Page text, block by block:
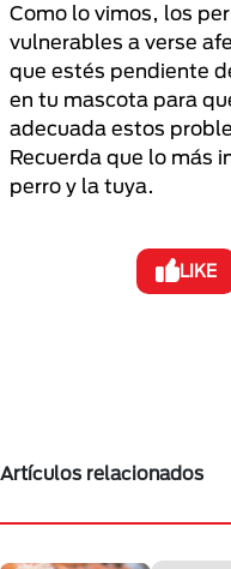
Como lo vimos, los
vulnerables a verse
que estés pendiente
en tu mascota para
adecuada estos
Recuerda que lo más
perro y la tuya.
LIKE
Artículos relacionados